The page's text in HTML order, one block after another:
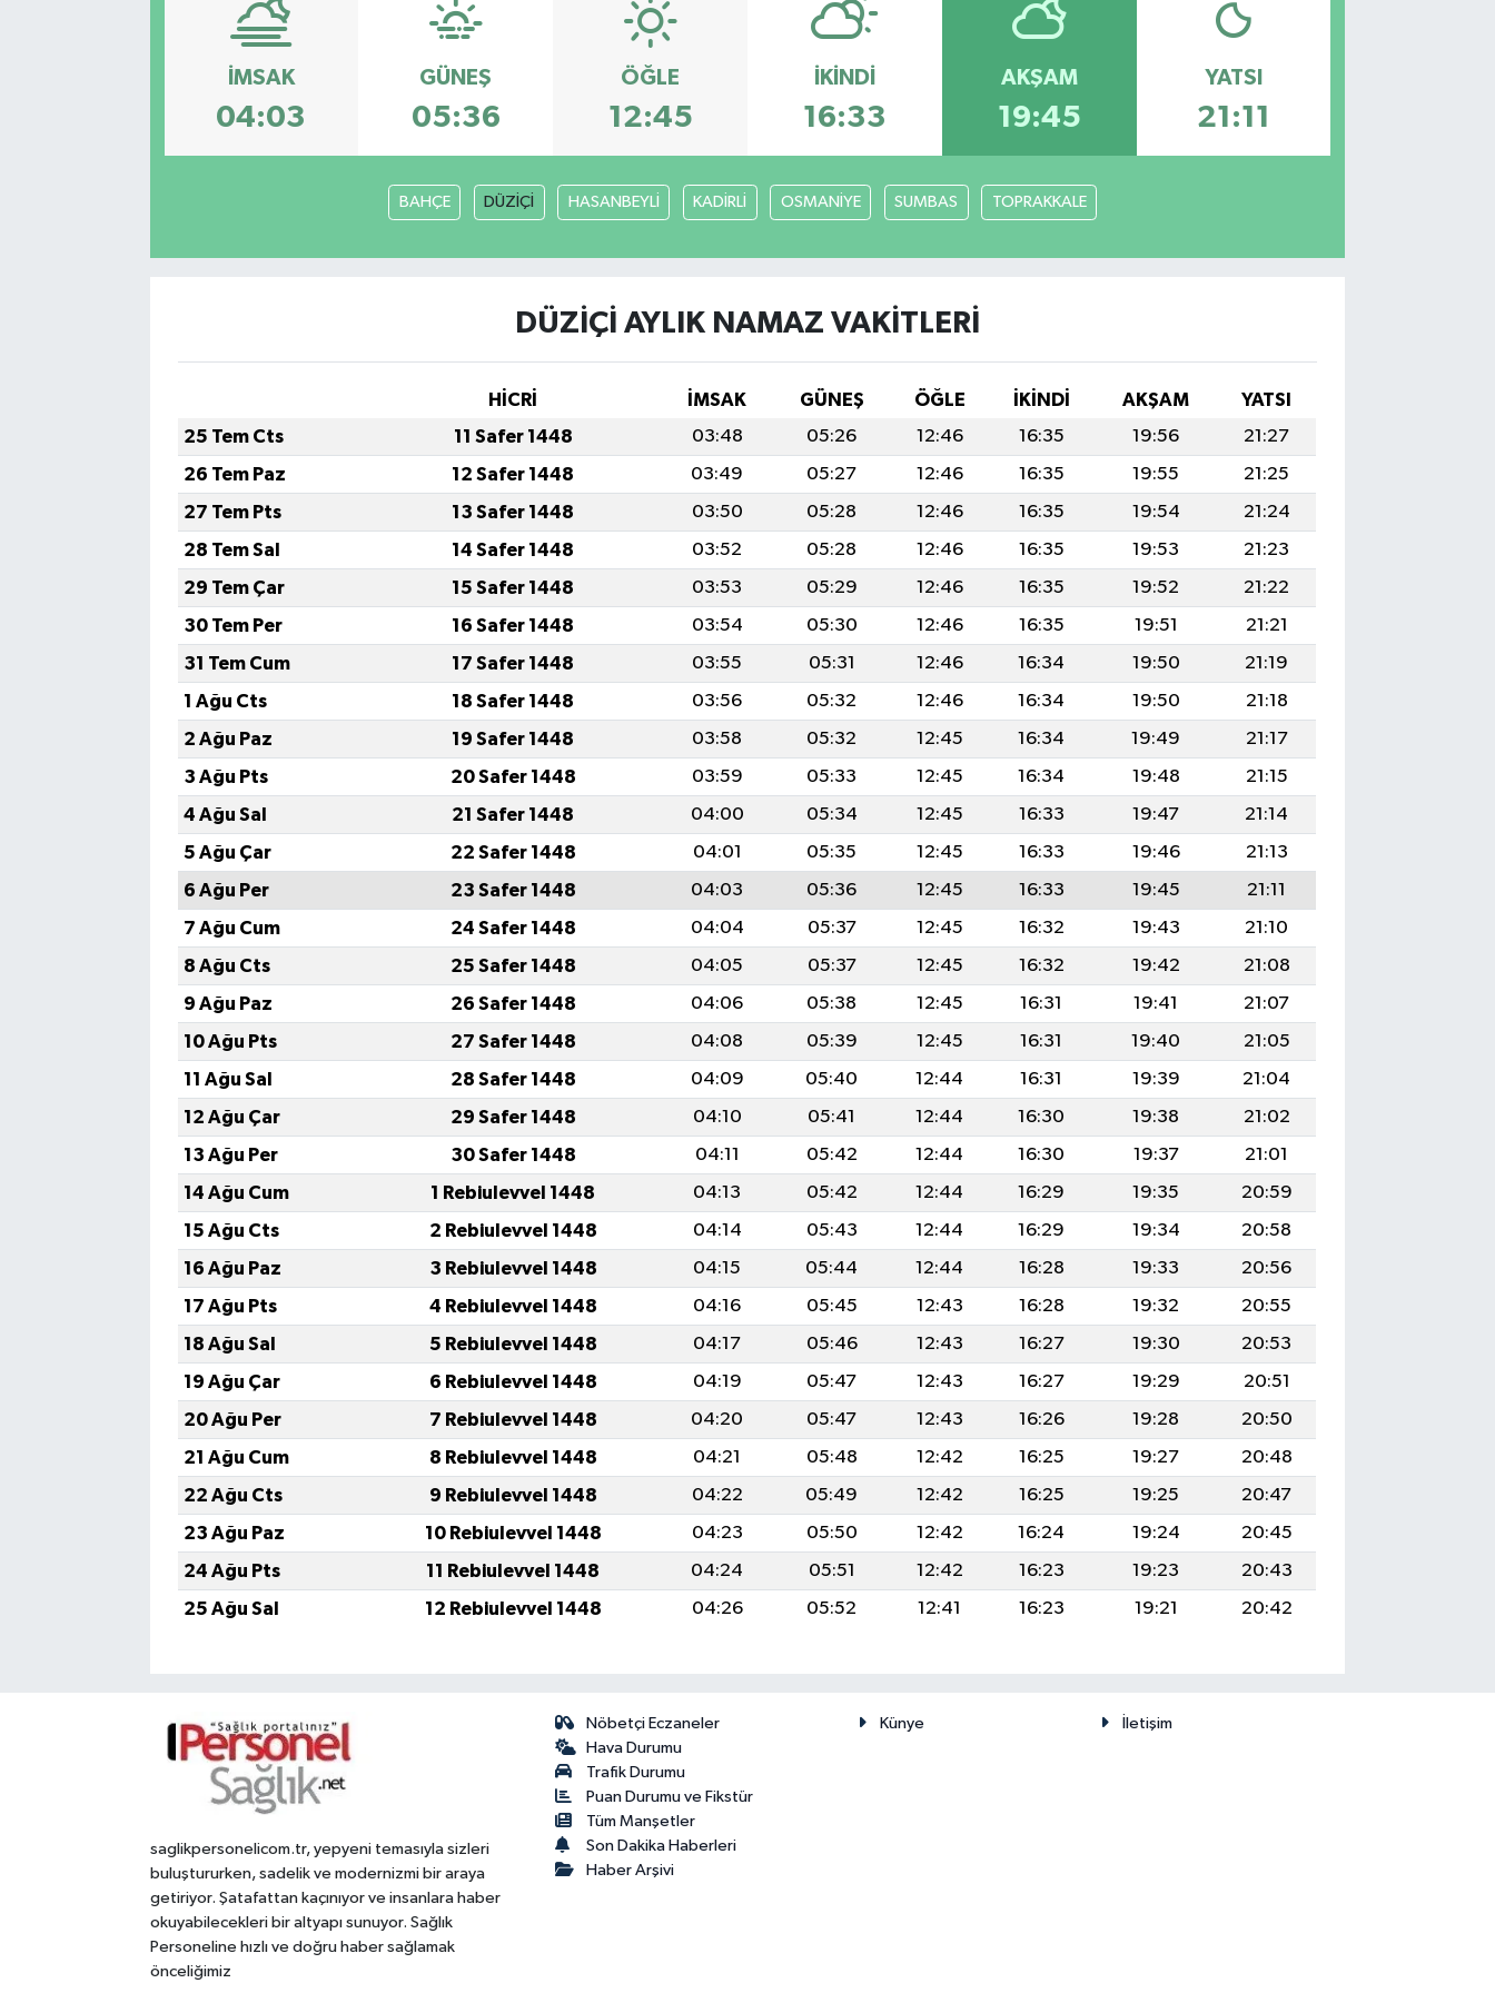
İMSAK
04:03
GÜNEŞ
05:36
ÖĞLE
12:45
İKINDI
16:33
AKŞAM
19:45
YATSI
21:11
BAHÇE DÜZİÇİ HASANBEYLİ KADİRLİ OSMANİYE SUMBAS TOPRAKKALE
DÜZİÇİ AYLIK NAMAZ VAKITLERI
HİCRİ İMSAK GÜNEŞ ÖĞLE İKINDI AKŞAM
YATSI
25 Tem Cts
11 Safer 1448 03:48 05:26 12:46 16:35 19:56
21:27
26 Tem Paz
12 Safer 1448 03:49 05:27 12:46 16:35 19:55
21:25
27 Tem Pts
13 Safer 1448 03:50 05:28 12:46 16:35 19:54
21:24
28 Tem Sal
14 Safer 1448 03:52 05:28 12:46 16:35 19:53
21:23
29 Tem Çar
15 Safer 1448 03:53 05:29 12:46 16:35 19:52
21:22
30 Tem Per
16 Safer 1448 03:54 05:30 12:46 16:35 19:51
21:21
31 Tem Cum
17 Safer 1448 03:55 05:31 12:46 16:34 19:50
21:19
1 Ağu Cts
18 Safer 1448 03:56 05:32 12:46 16:34 19:50
21:18
2 Ağu Paz
19 Safer 1448 03:58 05:32 12:45 16:34 19:49
21:17
3 Ağu Pts
20 Safer 1448 03:59 05:33 12:45 16:34 19:48
21:15
4 Ağu Sal
21 Safer 1448 04:00 05:34 12:45 16:33 19:47
21:14
5 Ağu Çar
22 Safer 1448 04:01 05:35 12:45 16:33 19:46
21:13
6 Ağu Per
23 Safer 1448 04:03 05:36 12:45 16:33 19:45
21:11
7 Ağu Cum
24 Safer 1448 04:04 05:37 12:45 16:32 19:43
21:10
8 Ağu Cts
25 Safer 1448 04:05 05:37 12:45 16:32 19:42
21:08
9 Ağu Paz
26 Safer 1448 04:06 05:38 12:45 16:31 19:41
21:07
10 Ağu Pts
27 Safer 1448 04:08 05:39 12:45 16:31 19:40
21:05
11 Ağu Sal
28 Safer 1448 04:09 05:40 12:44 16:31 19:39
21:04
12 Ağu Çar
29 Safer 1448 04:10 05:41 12:44 16:30 19:38
21:02
13 Ağu Per
30 Safer 1448 04:11 05:42 12:44 16:30 19:37
21:01
14 Ağu Cum
1 Rebiulevvel 1448 04:13 05:42 12:44 16:29 19:35
20:59
15 Ağu Cts
2 Rebiulevvel 1448 04:14 05:43 12:44 16:29 19:34
20:58
16 Ağu Paz
3 Rebiulevvel 1448 04:15 05:44 12:44 16:28 19:33
20:56
17 Ağu Pts
4 Rebiulevvel 1448 04:16 05:45 12:43 16:28 19:32
20:55
18 Ağu Sal
5 Rebiulevvel 1448 04:17 05:46 12:43 16:27 19:30
20:53
19 Ağu Çar
6 Rebiulevvel 1448 04:19 05:47 12:43 16:27 19:29
20:51
20 Ağu Per
7 Rebiulevvel 1448 04:20 05:47 12:43 16:26 19:28
20:50
21 Ağu Cum
8 Rebiulevvel 1448 04:21 05:48 12:42 16:25 19:27
20:48
22 Ağu Cts
9 Rebiulevvel 1448 04:22 05:49 12:42 16:25 19:25
20:47
23 Ağu Paz
10 Rebiulevvel 1448 04:23 05:50 12:42 16:24 19:24
20:45
24 Ağu Pts
11 Rebiulevvel 1448 04:24 05:51 12:42 16:23 19:23
20:43
25 Ağu Sal
12 Rebiulevvel 1448 04:26 05:52 12:41 16:23 19:21 20:42
saglikpersonelicom.tr, yepyeni temasıyla sizleri
buluştururken, sadelik ve modernizmi bir araya
getiriyor. Şatafattan kaçınıyor ve insanlara haber
okuyabilecekleri bir altyapı sunuyor. Sağlık
Personeline hızlı ve doğru haber sağlamak
önceliğimiz
Nöbetçi Eczaneler
Hava Durumu
Trafik Durumu
Puan Durumu ve Fikstür
Tüm Manşetler
Son Dakika Haberleri
Haber Arşivi
Künye İletişim